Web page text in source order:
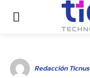
Redacción Ticnus